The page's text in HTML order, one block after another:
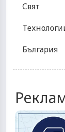
Свят
България